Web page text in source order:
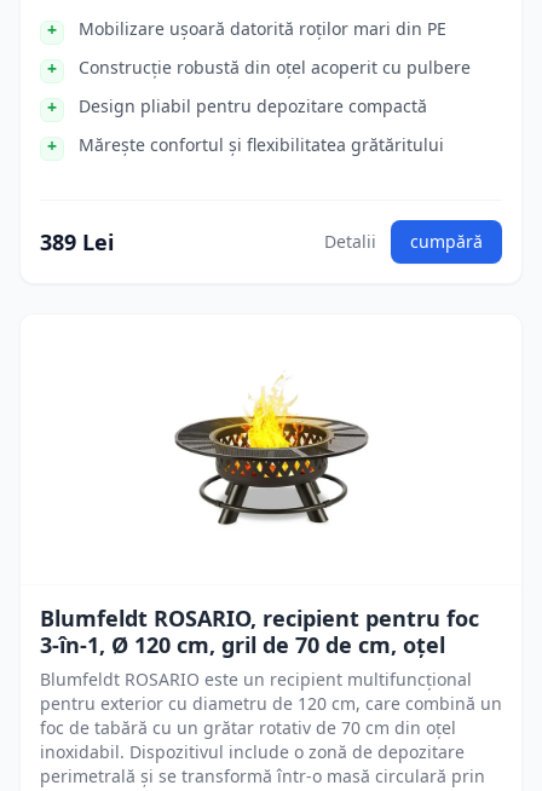
Mobilizare ușoară datorită roților mari din PE
Construcție robustă din oțel acoperit cu pulbere
Design pliabil pentru depozitare compactă
Mărește confortul și flexibilitatea grătăritului
389 Lei Detalii cumpără
Blumfeldt ROSARIO, recipient pentru foc
3-în-1, Ø 120 cm, gril de 70 de cm, oțel
Blumfeldt ROSARIO este un recipient multifuncțional
pentru exterior cu diametru de 120 cm, care combină un
foc de tabără cu un grătar rotativ de 70 cm din oțel
inoxidabil. Dispozitivul include o zonă de depozitare
perimetrală și se transformă într-o masă circulară prin